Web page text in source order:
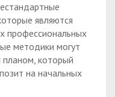
являются
профессиональных
методики могут
который
на начальных